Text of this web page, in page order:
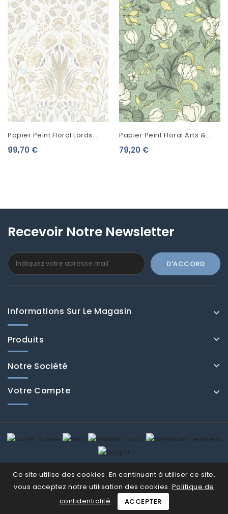
Papier Peint Floral Lords
Derby Naturel
99,70 €
Papier Peint Floral Arts &
Crafts Casadeco Isabella
79,20 €
Recevoir Notre Newsletter
Informations Sur Le Magasin
Produits
Notre Société
Votre Compte
Ce site utilise des cookies. En continuant à utiliser ce site,
vous acceptez notre utilisation des cookies. Politique de
confidentialité
ACCEPTER
© Fenducci 2026